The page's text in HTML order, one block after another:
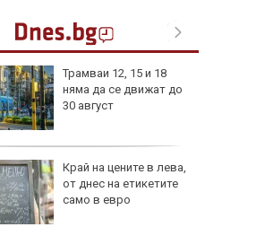
Трамваи 12, 15 и 18
няма да се движат до
30 август
Край на цените в лева,
от днес на етикетите
само в евро